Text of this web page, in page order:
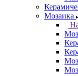
Мозаика